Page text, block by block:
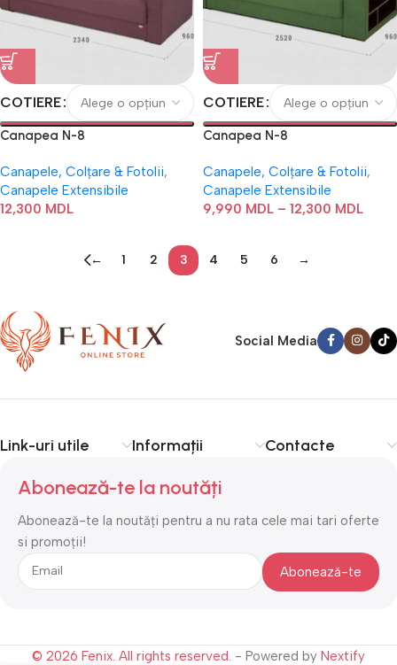
COTIERE
Canapea N-8
Canapele, Colțare & Fotolii,
Canapele Extensibile
12,300 MDL
COTIERE
Canapea N-8
Canapele, Colțare & Fotolii,
Canapele Extensibile
9,990 MDL – 12,300 MDL
← 1 2 3 4 5 6 →
Social Media
Link-uri utile Informații Contacte
Abonează-te la noutăți
Abonează-te la noutăți pentru a nu rata cele mai tari oferte
si promoții!
© 2026 Fenix. All rights reserved. - Powered by Nextify